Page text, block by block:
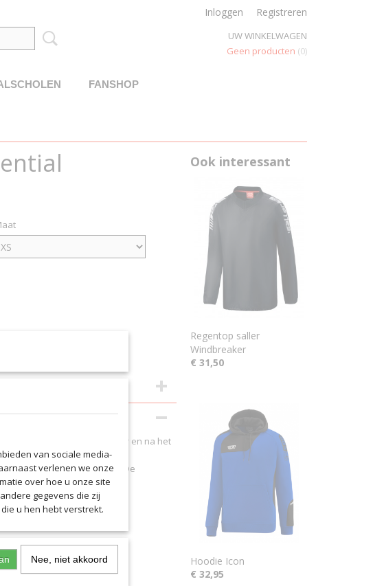
Inloggen Registreren
UW WINKELWAGEN
Geen producten (0)
FANSHOP
niet alleen goed gekleed voor en na het
tijd je constante metgezel. De
met capuchon.
mouwen en tailleband
Ook interessant
Regentop saller
Windbreaker
€ 31,50
Hoodie Icon
€ 32,95
van sociale media-
verlenen we onze
over hoe u onze site
gegevens die zij
u hen hebt verstrekt.
Nee, niet akkoord